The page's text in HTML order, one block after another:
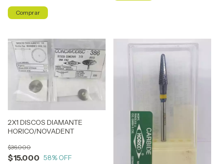
2X1 DISCOS DIAMANTE
HORICO/NOVADENT
$15.000
$36.000
58% OFF